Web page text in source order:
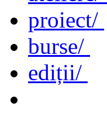
proiect/
burse/
ediții/